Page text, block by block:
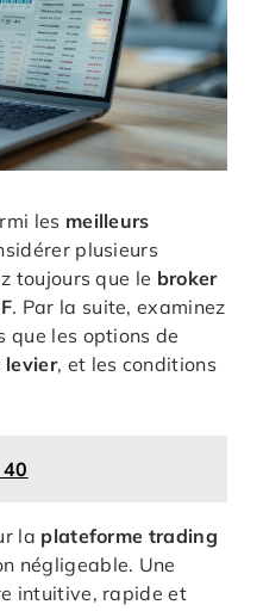
les meilleurs
plusieurs
toujours que le broker
. Par la suite, examinez
que les options de
, et les conditions
la plateforme trading
négligeable. Une
intuitive, rapide et